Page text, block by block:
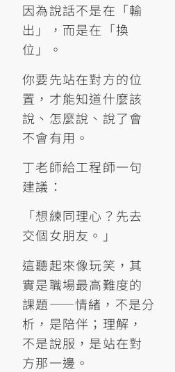
因為說話不是在「輸
出」，而是在「換
位」。
你要先站在對方的位
置，才能知道什麼該
說、怎麼說、說了會
不會有用。
丁老師給工程師一句
建議：
「想練同理心？先去
交個女朋友。」
這聽起來像玩笑，其
實是職場最高難度的
課題——情緒，不是分
析，是陪伴；理解，
不是說服，是站在對
方那一邊。